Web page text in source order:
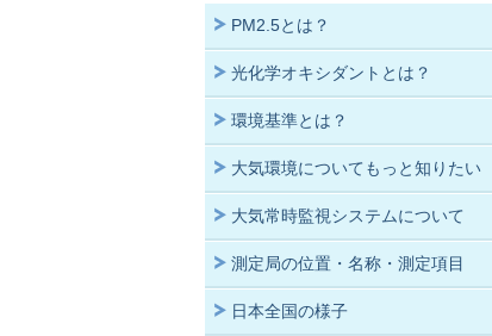
PM2.5とは？
光化学オキシダントとは？
環境基準とは？
大気環境についてもっと知りたい
大気常時監視システムについて
測定局の位置・名称・測定項目
日本全国の様子